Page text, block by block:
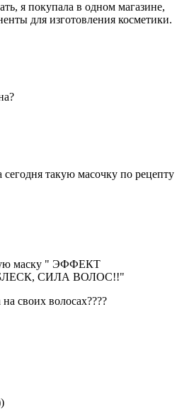
я покупала в одном магазине,
для изготовления косметики.
сегодня такую масочку по рецепту
маску " ЭФФЕКТ
СИЛА ВОЛОС!!"
своих волосах????